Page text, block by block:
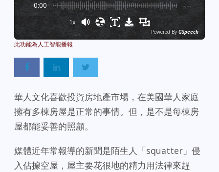
0:00 -:--
1x
Powered By GSpeech
華人文化喜歡投資房地產市場，在美國華人家庭
擁有多棟房屋是正常的事情。但，是不是每棟房
屋都能妥善的照顧。
媒體近年常報導的新聞是陌生人「squatter」侵
入佔據空屋，屋主要花很地的精力用法律來趕